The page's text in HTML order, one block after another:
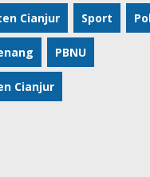
Cianjur Sport
PBNU
Cianjur